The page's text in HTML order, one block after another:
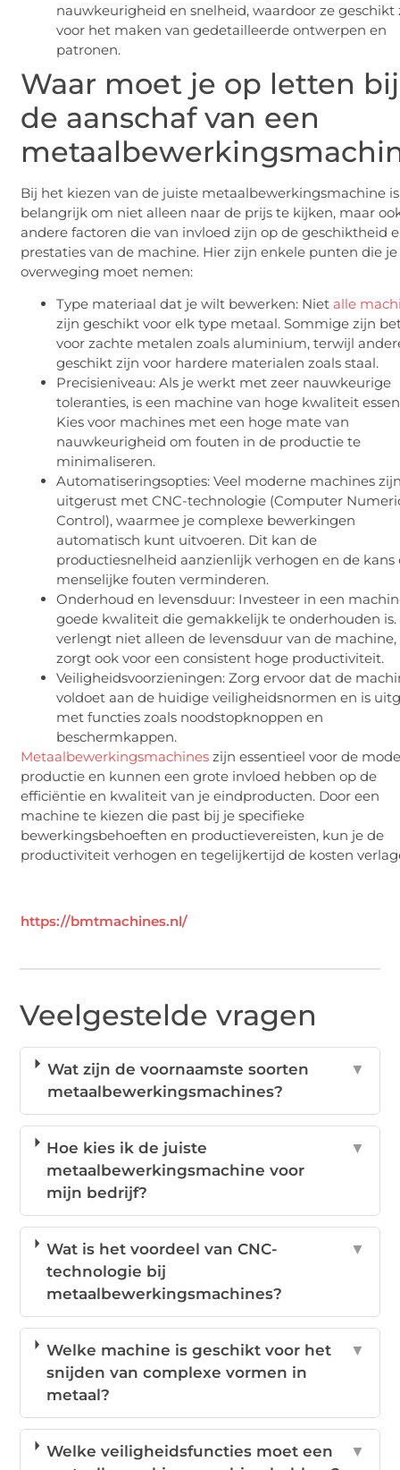
nauwkeurigheid en snelheid, waardoor ze geschikt
voor het maken van gedetailleerde ontwerpen en
patronen.
Waar moet je op letten bij
de aanschaf van een
Bij het kiezen van de juiste metaalbewerkingsmachine
belangrijk om niet alleen naar de prijs te kijken, maar
andere factoren die van invloed zijn op de geschiktheid
prestaties van de machine. Hier zijn enkele punten die
overweging moet nemen:
Type materiaal dat je wilt bewerken: Niet alle
zijn geschikt voor elk type metaal. Sommige zijn
voor zachte metalen zoals aluminium, terwijl
geschikt zijn voor hardere materialen zoals staal.
Precisieniveau: Als je werkt met zeer nauwkeurige
toleranties, is een machine van hoge kwaliteit
Kies voor machines met een hoge mate van
nauwkeurigheid om fouten in de productie te
minimaliseren.
Automatiseringsopties: Veel moderne machines
uitgerust met CNC-technologie (Computer
Control), waarmee je complexe bewerkingen
automatisch kunt uitvoeren. Dit kan de
productiesnelheid aanzienlijk verhogen en de kans
menselijke fouten verminderen.
Onderhoud en levensduur: Investeer in een
goede kwaliteit die gemakkelijk te onderhouden
verlengt niet alleen de levensduur van de
zorgt ook voor een consistent hoge productiviteit.
Veiligheidsvoorzieningen: Zorg ervoor dat de
voldoet aan de huidige veiligheidsnormen en is
met functies zoals noodstopknoppen en
beschermkappen.
Metaalbewerkingsmachines zijn essentieel voor de
productie en kunnen een grote invloed hebben op de
efficiëntie en kwaliteit van je eindproducten. Door een
machine te kiezen die past bij je specifieke
bewerkingsbehoeften en productievereisten, kun je de
productiviteit verhogen en tegelijkertijd de kosten
https://bmtmachines.nl/
Veelgestelde vragen
Wat zijn de voornaamste soorten
metaalbewerkingsmachines?
▼
Hoe kies ik de juiste
metaalbewerkingsmachine voor
mijn bedrijf?
▼
Wat is het voordeel van CNC-
technologie bij
metaalbewerkingsmachines?
▼
Welke machine is geschikt voor het
snijden van complexe vormen in
metaal?
▼
Welke veiligheidsfuncties moet een
▼